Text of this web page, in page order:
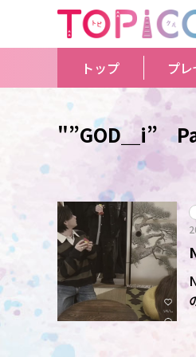
トップ プ
"”GOD＿i”